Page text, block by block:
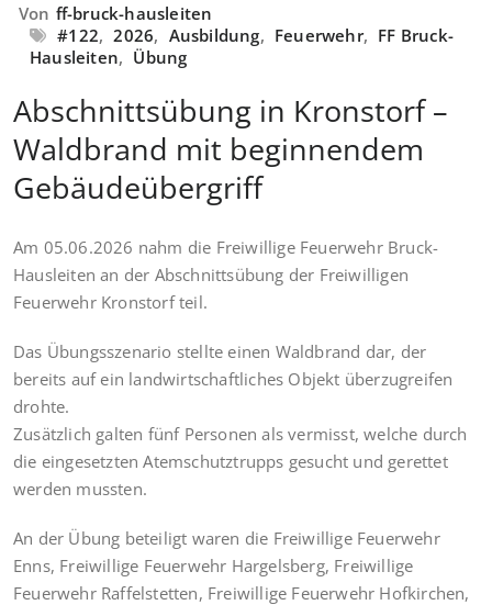
Von ff-bruck-hausleiten
#122, 2026, Ausbildung, Feuerwehr, FF Bruck-
Hausleiten, Übung
Abschnittsübung in Kronstorf –
Waldbrand mit beginnendem
Gebäudeübergriff
Am 05.06.2026 nahm die Freiwillige Feuerwehr Bruck-
Hausleiten an der Abschnittsübung der Freiwilligen
Feuerwehr Kronstorf teil.
Das Übungsszenario stellte einen Waldbrand dar, der
bereits auf ein landwirtschaftliches Objekt überzugreifen
drohte.
Zusätzlich galten fünf Personen als vermisst, welche durch
die eingesetzten Atemschutztrupps gesucht und gerettet
werden mussten.
An der Übung beteiligt waren die Freiwillige Feuerwehr
Enns, Freiwillige Feuerwehr Hargelsberg, Freiwillige
Feuerwehr Raffelstetten, Freiwillige Feuerwehr Hofkirchen,